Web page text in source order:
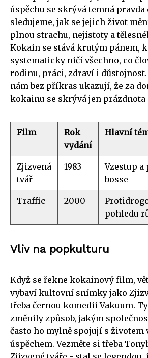
úspěchu se skrývá temná pravda
sledujeme, jak se jejich život
plnou strachu, nejistoty a
Kokain se stává krutým pánem,
systematicky ničí všechno, co
rodinu, práci, zdraví i
nám bez příkras ukazují, že za
kokainu se skrývá jen prázdnota
Film
Rok
vydání
Hlavní
Zjizvená
tvář
1983
Vzestup a
bosse
Traffic 2000
pohledu
Vliv na popkulturu
Když se řekne kokainový film,
vybaví kultovní snímky jako
třeba černou komedii Vakuum.
změnily způsob, jakým
často ho mylně spojují s životem
úspěchem. Vezměte si třeba